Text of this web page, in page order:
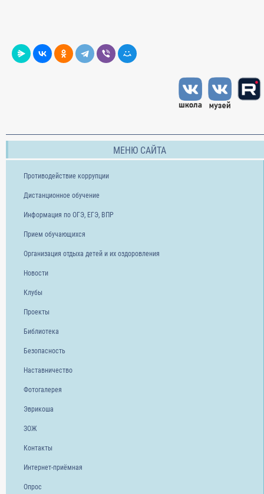
МЕНЮ САЙТА
Противодействие коррупции
Дистанционное обучение
Информация по ОГЭ, ЕГЭ, ВПР
Прием обучающихся
Организация отдыха детей и их оздоровления
Новости
Клубы
Проекты
Библиотека
Безопасность
Наставничество
Фотогалерея
Эврикоша
ЗОЖ
Контакты
Интернет-приёмная
Опрос